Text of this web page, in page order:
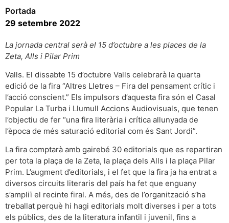
Portada
29 setembre 2022
La jornada central serà el 15 d’octubre a les places de la
Zeta, Alls i Pilar Prim
Valls. El dissabte 15 d’octubre Valls celebrarà la quarta
edició de la fira “Altres Lletres – Fira del pensament crític i
l’acció conscient.” Els impulsors d’aquesta fira són el Casal
Popular La Turba i Llumull Accions Audiovisuals, que tenen
l’objectiu de fer “una fira literària i crítica allunyada de
l’època de més saturació editorial com és Sant Jordi”.
La fira comptarà amb gairebé 30 editorials que es repartiran
per tota la plaça de la Zeta, la plaça dels Alls i la plaça Pilar
Prim. L’augment d’editorials, i el fet que la fira ja ha entrat a
diversos circuits literaris del país ha fet que enguany
s’ampliï el recinte firal. A més, des de l’organització s’ha
treballat perquè hi hagi editorials molt diverses i per a tots
els públics, des de la literatura infantil i juvenil, fins a